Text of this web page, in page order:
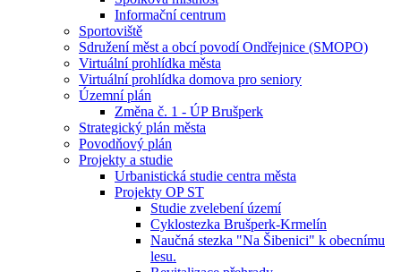
Informační centrum
Sportoviště
Sdružení měst a obcí povodí Ondřejnice (SMOPO)
Virtuální prohlídka města
Virtuální prohlídka domova pro seniory
Územní plán
Změna č. 1 - ÚP Brušperk
Strategický plán města
Povodňový plán
Projekty a studie
Urbanistická studie centra města
Projekty OP ST
Studie zvelebení území
Cyklostezka Brušperk-Krmelín
Naučná stezka "Na Šibenici" k obecnímu
lesu.